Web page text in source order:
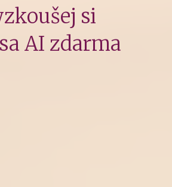
si
AI zdarma